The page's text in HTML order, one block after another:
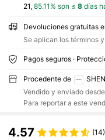
21, 85.11% son ≤ 8días
Devoluciones gratuitas
Se aplican los términos
Pagos seguros ·
Procedente de
Vendido y enviado
Para reportar a este
4.57 (14)